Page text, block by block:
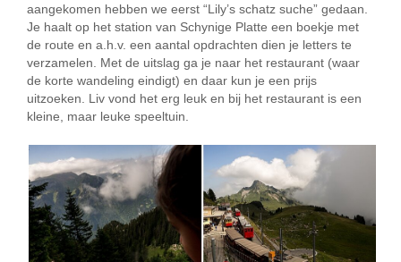
aangekomen hebben we eerst “Lily’s schatz suche” gedaan.
Je haalt op het station van Schynige Platte een boekje met
de route en a.h.v. een aantal opdrachten dien je letters te
verzamelen. Met de uitslag ga je naar het restaurant (waar
de korte wandeling eindigt) en daar kun je een prijs
uitzoeken. Liv vond het erg leuk en bij het restaurant is een
kleine, maar leuke speeltuin.